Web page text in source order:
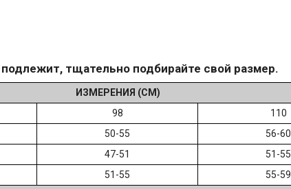
тщательно подбирайте свой размер.
ИЗМЕРЕНИЯ (СМ)
98 110
50-55 56-60
47-51 51-55
51-55 55-59